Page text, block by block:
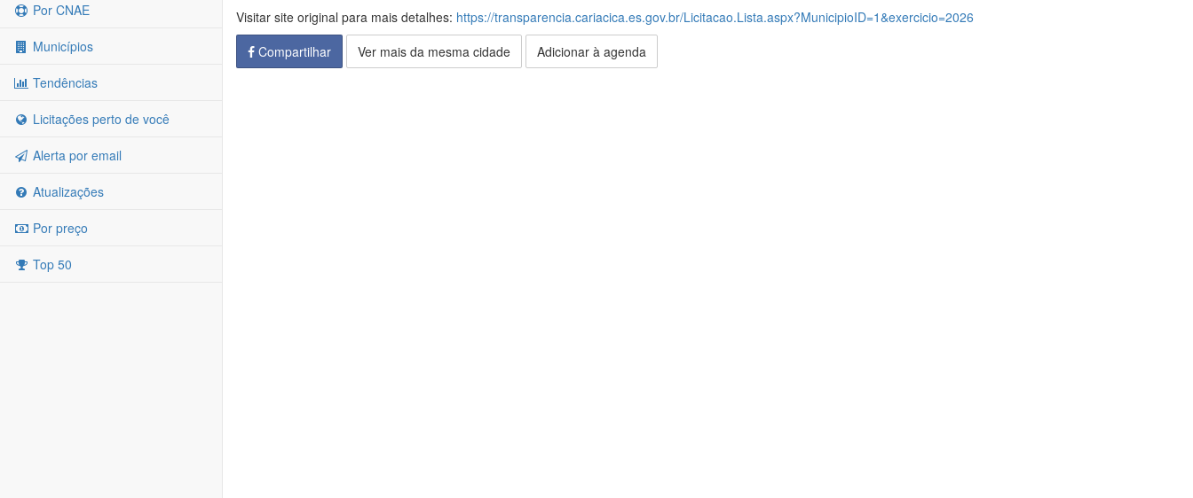
Por CNAE
Municípios
Tendências
Licitações perto de você
Alerta por email
Atualizações
Por preço
Top 50
Visitar site original para mais detalhes: https://transparencia.cariacica.es.gov.br/Licitacao.Lista.aspx?MunicipioID=1&exercicio=2026
Compartilhar
Ver mais da mesma cidade Adicionar à agenda